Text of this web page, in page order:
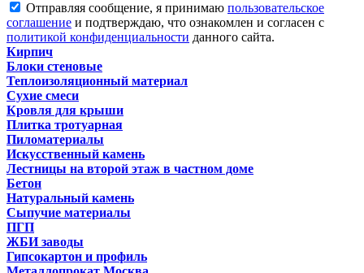
Отправляя сообщение, я принимаю пользовательское
соглашение и подтверждаю, что ознакомлен и согласен с
политикой конфиденциальности данного сайта.
Кирпич
Блоки стеновые
Теплоизоляционный материал
Сухие смеси
Кровля для крыши
Плитка тротуарная
Пиломатериалы
Искусственный камень
Лестницы на второй этаж в частном доме
Бетон
Натуральный камень
Сыпучие материалы
ПГП
ЖБИ заводы
Гипсокартон и профиль